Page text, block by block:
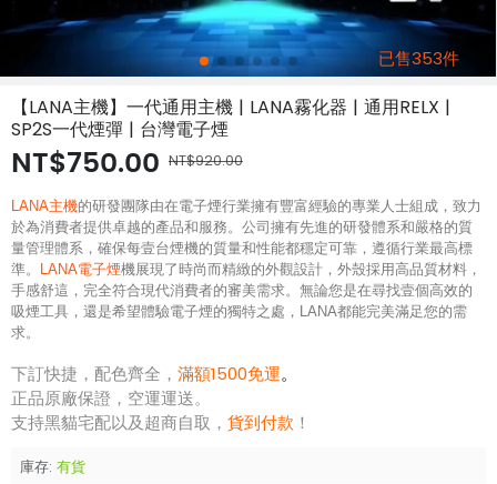
已售353件
【LANA主機】一代通用主機 | LANA霧化器 | 通用RELX |
SP2S一代煙彈 | 台灣電子煙
NT$750.00 NT$920.00
LANA主機的研發團隊由在電子煙行業擁有豐富經驗的專業人士組成，致力
於為消費者提供卓越的產品和服務。公司擁有先進的研發體系和嚴格的質
量管理體系，確保每壹台煙機的質量和性能都穩定可靠，遵循行業最高標
準。
LANA電子煙機展現了時尚而精緻的外觀設計，外殼採用高品質材料，
手感舒這，完全符合現代消費者的審美需求。無論您是在尋找壹個高效的
吸煙工具，還是希望體驗電子煙的獨特之處，LANA都能完美滿足您的需
求。
下訂快捷，配色齊全， 滿額1500免運。
正品原廠保證，空運運送。
支持黑貓宅配以及超商自取， 貨到付款 ！
庫存: 有貨